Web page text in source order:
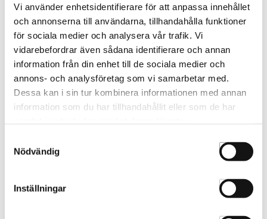
Vi använder enhetsidentifierare för att anpassa innehållet
och annonserna till användarna, tillhandahålla funktioner
för sociala medier och analysera vår trafik. Vi
vidarebefordrar även sådana identifierare och annan
information från din enhet till de sociala medier och
annons- och analysföretag som vi samarbetar med.
Dessa kan i sin tur kombinera informationen med annan
information som du har tillhandahållit eller som de har
Nödvändig
Inställningar
31026211